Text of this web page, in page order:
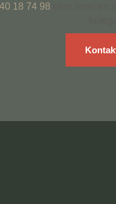
18 74 98